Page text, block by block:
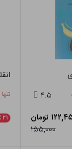
۴.۵
تومان
۱۵۵,۰۰۰
تنها ۶ عدد در انبار باقی مانده
۲۱